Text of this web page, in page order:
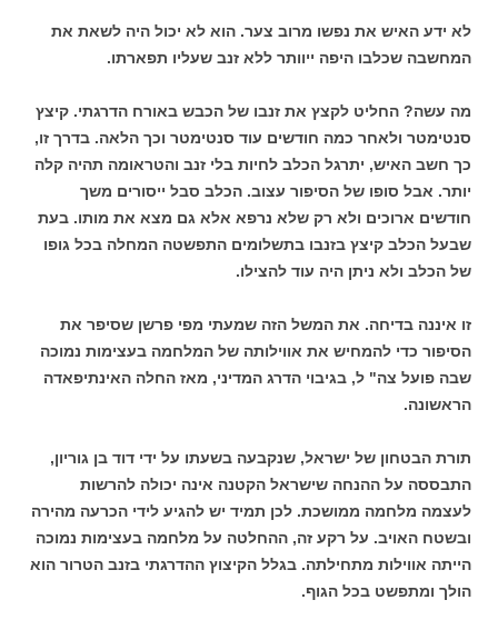
לא ידע האיש את נפשו מרוב צער. הוא לא יכול היה לשאת את
המחשבה שכלבו היפה ייוותר ללא זנב שעליו תפארתו.
מה עשה? החליט לקצץ את זנבו של הכבש באורח הדרגתי. קיצץ
סנטימטר ולאחר כמה חודשים עוד סנטימטר וכך הלאה. בדרך זו,
כך חשב האיש, יתרגל הכלב לחיות בלי זנב והטראומה תהיה קלה
יותר. אבל סופו של הסיפור עצוב. הכלב סבל ייסורים משך
חודשים ארוכים ולא רק שלא נרפא אלא גם מצא את מותו. בעת
שבעל הכלב קיצץ בזנבו בתשלומים התפשטה המחלה בכל גופו
של הכלב ולא ניתן היה עוד להצילו.
זו איננה בדיחה. את המשל הזה שמעתי מפי פרשן שסיפר את
הסיפור כדי להמחיש את אווילותה של המלחמה בעצימות נמוכה
שבה פועל צה" ל, בגיבוי הדרג המדיני, מאז החלה האינתיפאדה
הראשונה.
תורת הבטחון של ישראל, שנקבעה בשעתו על ידי דוד בן גוריון,
התבססה על ההנחה שישראל הקטנה אינה יכולה להרשות
לעצמה מלחמה ממושכת. לכן תמיד יש להגיע לידי הכרעה מהירה
ובשטח האויב. על רקע זה, ההחלטה על מלחמה בעצימות נמוכה
הייתה אווילות מתחילתה. בגלל הקיצוץ ההדרגתי בזנב הטרור הוא
הולך ומתפשט בכל הגוף.